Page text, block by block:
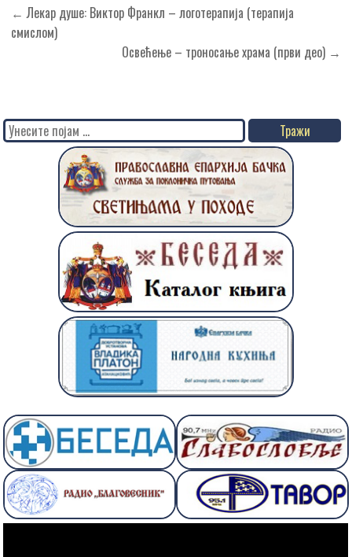
Кретање
чланка
← Лекар душе: Виктор Франкл – логотерапија (терапија
смислом)
Освећење – троносање храма (први део) →
Search
for: